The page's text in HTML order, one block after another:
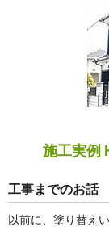
施工実例
工事までのお話
以前に、塗り替え